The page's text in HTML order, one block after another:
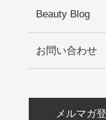
に保管してくださ
Beauty Blog
お問い合わせ
メルマガ